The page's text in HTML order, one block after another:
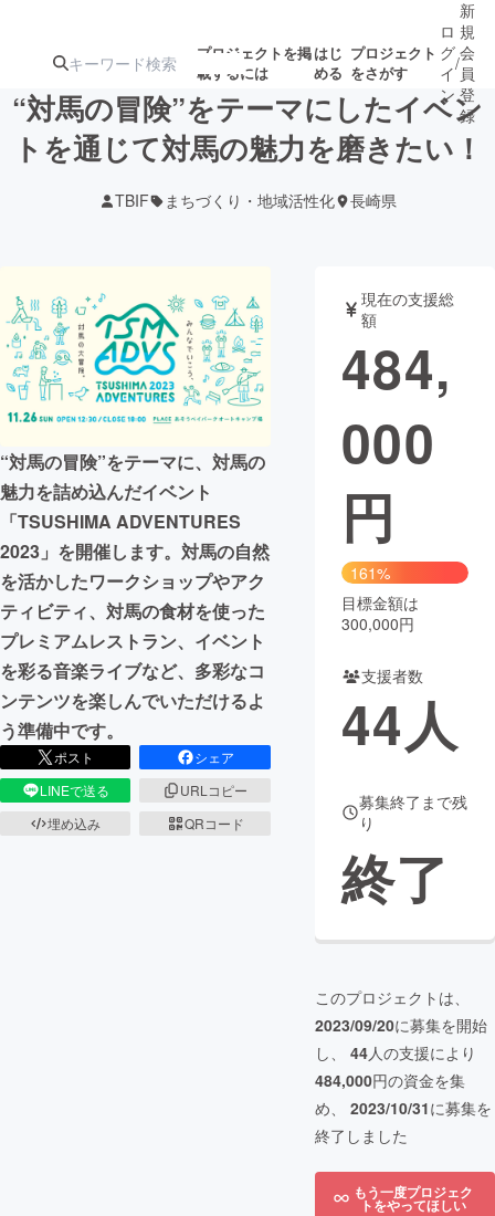
プロジェクトを掲
載するには
はじ
める
プロジェクト
をさがす
ターン
注目の新着プロ
ジェクト
募集終了が近いプ
ロジェクト
されます
アート・写真 音楽
テクノロジー・ガジェット ゲーム・サ
映像・映画
ビジネス・起業
まちづくり・地域活性化
CAMPFIRE for Social Good
CAMPFIRE Creation
CAMPFIREふるさと納税machi-ya コミュニティ
ロ
グ
イ
ン
/
新
規
会
員
登
録
“対馬の冒険”をテーマにしたイベン
トを通じて対馬の魅力を磨きたい！
TBIF まちづくり・地域活性化 長崎県
“対馬の冒険”をテーマに、対馬の
魅力を詰め込んだイベント
「TSUSHIMA ADVENTURES
2023」を開催します。対馬の自然
を活かしたワークショップやアク
ティビティ、対馬の食材を使った
プレミアムレストラン、イベント
を彩る音楽ライブなど、多彩なコ
ンテンツを楽しんでいただけるよ
う準備中です。
ポスト
シェア
LINEで送る
URLコピー
埋め込み
QRコード
現在の支援総
額
484,
000
円
161%
目標金額は
300,000円
支援者数
44人
募集終了まで残
り
終了
このプロジェクトは、
2023/09/20に募集を開始
し、 44人の支援により
484,000円の資金を集
め、 2023/10/31に募集を
終了しました
もう一度プロジェク
トをやってほしい